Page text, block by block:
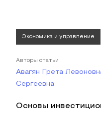
Экономика и управление
Авторы статьи
Авагян Грета
Сергеевна
Основы